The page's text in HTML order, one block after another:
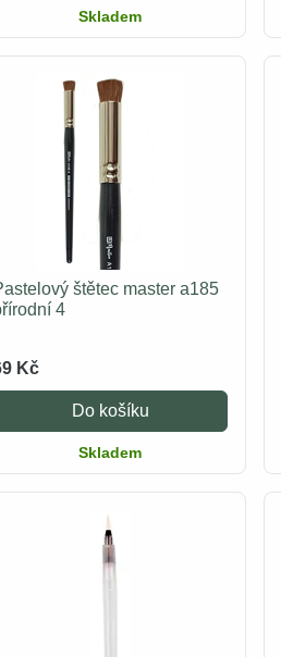
Skladem
štětec master a185
4
Kč
Do košíku
Skladem